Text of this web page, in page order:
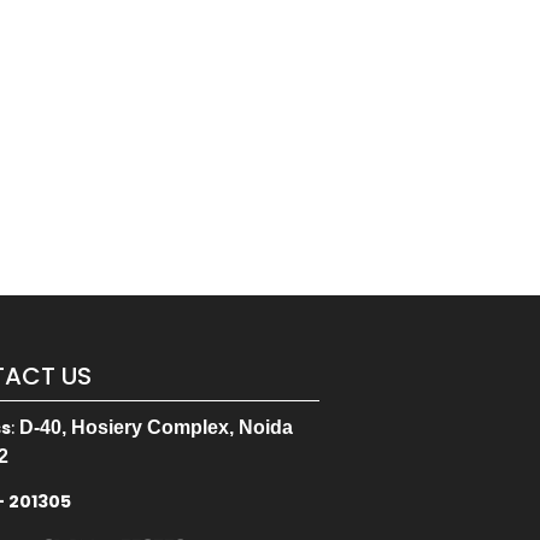
US
: D-40, Hosiery Complex, Noida
201305